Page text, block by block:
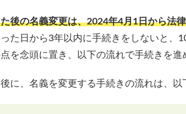
後の名義変更は、2024年4月1日から法
た日から3年以内に手続きをしないと、
を念頭に置き、以下の流れで手続きを進
に、名義を変更する手続きの流れは、以